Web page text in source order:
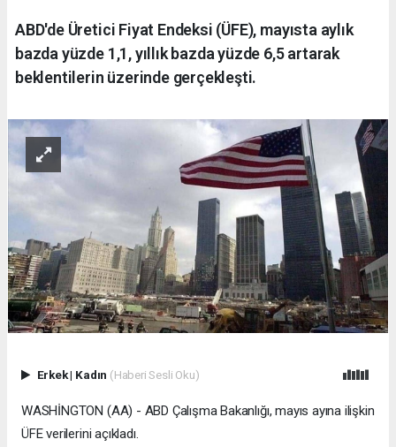
ABD'de Üretici Fiyat Endeksi (ÜFE), mayısta aylık
bazda yüzde 1,1, yıllık bazda yüzde 6,5 artarak
beklentilerin üzerinde gerçekleşti.
Erkek| Kadın (Haberi Sesli Oku)
WASHİNGTON (AA) - ABD Çalışma Bakanlığı, mayıs ayına ilişkin
ÜFE verilerini açıkladı.